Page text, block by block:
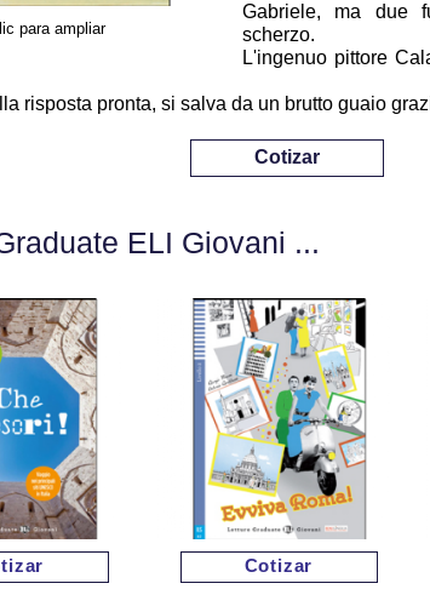
para ampliar
Gabriele, ma due
scherzo.
L'ingenuo pittore
risposta pronta, si salva da un brutto guaio
Cotizar
ELI Giovani ...
Cotizar